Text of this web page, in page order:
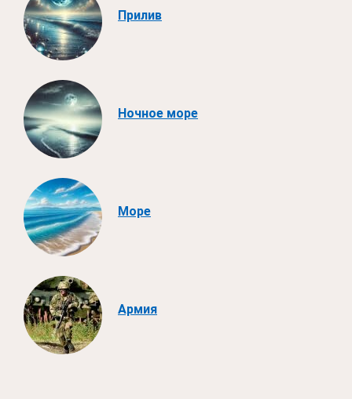
Прилив
Ночное море
Море
Армия